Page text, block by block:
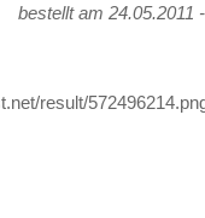
bestellt am 24.05.2011
result/